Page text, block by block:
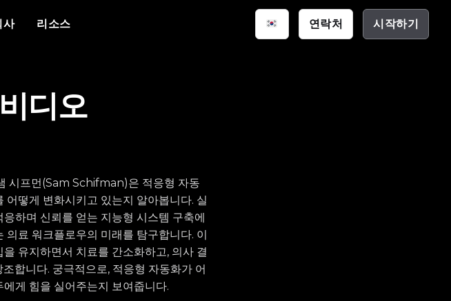
사 리소스 연락처 시작하기
에이전틱 AI
이벤트 중심 아키텍처(EDA)
스마트 공간
리소스
이벤트 캘린더
보도 자료
증언
디오
시프먼(Sam Schifman)은 적응형 자동
떻게 변화시키고 있는지 알아봅니다. 실
하며 신뢰를 얻는 지능형 시스템 구축에
료 워크플로우의 미래를 탐구합니다. 이
유지하면서 치료를 간소화하고, 의사 결
합니다. 궁극적으로, 적응형 자동화가 어
게 힘을 실어주는지 보여줍니다.